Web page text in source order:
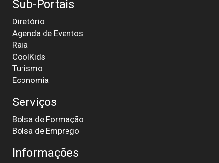
Sub-Portais
Diretório
Agenda de Eventos
Raia
CoolKids
Turismo
Economia
Serviços
Bolsa de Formação
Bolsa de Emprego
Informações